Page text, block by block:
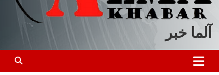
آلما خبر